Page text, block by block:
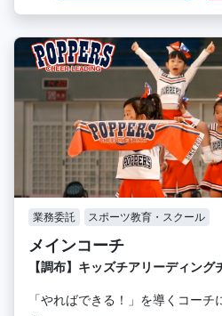
業務委託 スポーツ教育・スクール
メインコーチ
【調布】キッズチアリーディング
「やればできる！」を導くコーチ